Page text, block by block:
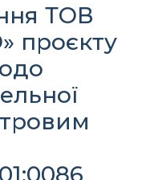
ТОВ
проєкту